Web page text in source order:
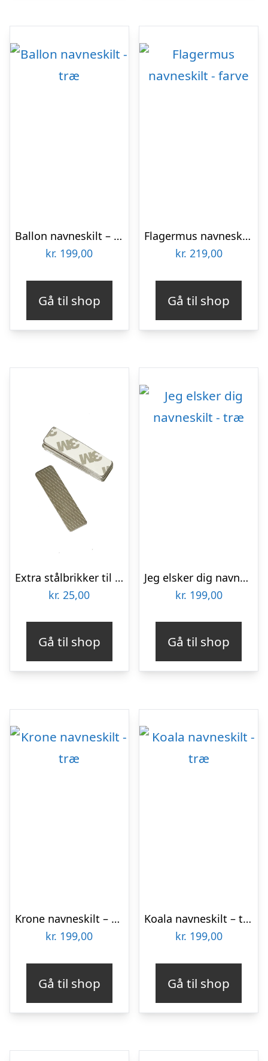
Ballon navneskilt – træ
kr. 199,00
Gå til shop
Flagermus navneskilt – farve
kr. 219,00
Gå til shop
Extra stålbrikker til navneskilt (selvklæb.), 10-pak
kr. 25,00
Gå til shop
Jeg elsker dig navneskilt – træ
kr. 199,00
Gå til shop
Krone navneskilt – træ
kr. 199,00
Gå til shop
Koala navneskilt – træ
kr. 199,00
Gå til shop